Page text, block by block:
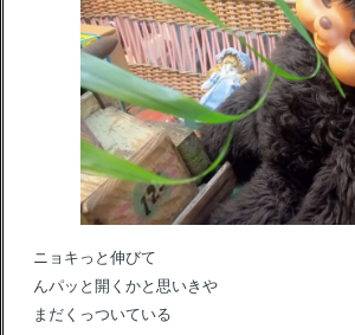
ニョキっと伸びて
んパッと開くかと思いきや
まだくっついている